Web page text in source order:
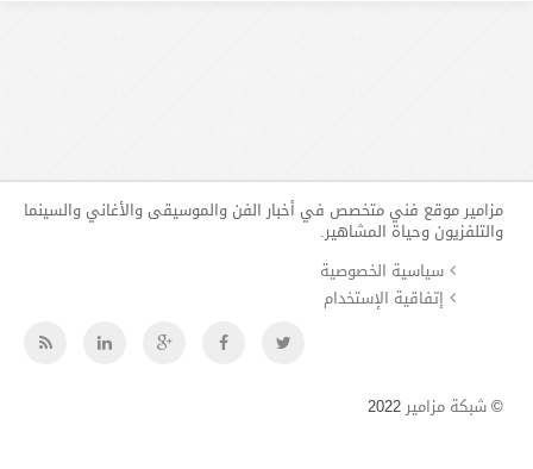
مزامير موقع فني متخصص في أخبار الفن والموسيقى والأغاني والسينما
والتلفزيون وحياة المشاهير.
سياسية الخصوصية
إتفاقية الإستخدام
©شبكة مزامير